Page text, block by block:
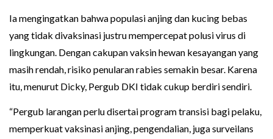
Ia mengingatkan bahwa populasi anjing dan kucing bebas
yang tidak divaksinasi justru mempercepat polusi virus di
lingkungan. Dengan cakupan vaksin hewan kesayangan yang
masih rendah, risiko penularan rabies semakin besar. Karena
itu, menurut Dicky, Pergub DKI tidak cukup berdiri sendiri.
“Pergub larangan perlu disertai program transisi bagi pelaku,
memperkuat vaksinasi anjing, pengendalian, juga surveilans